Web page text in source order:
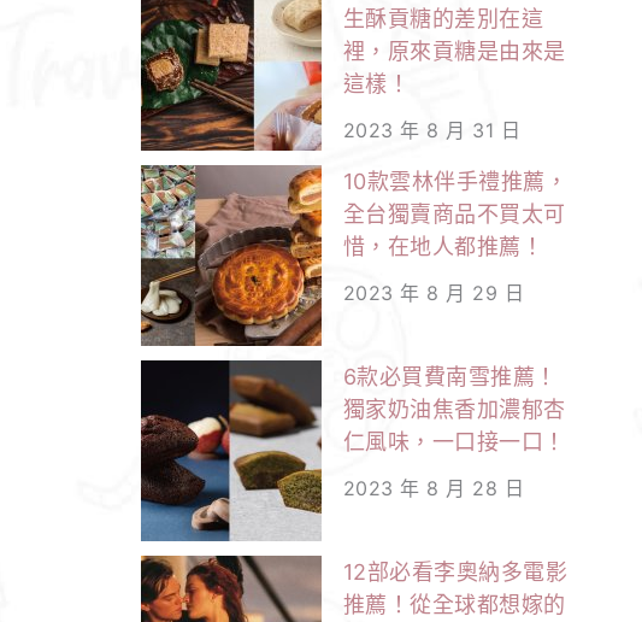
生酥貢糖的差別在這
裡，原來貢糖是由來是
這樣！
2023 年 8 月 31 日
10款雲林伴手禮推薦，
全台獨賣商品不買太可
惜，在地人都推薦！
2023 年 8 月 29 日
6款必買費南雪推薦！
獨家奶油焦香加濃郁杏
仁風味，一口接一口！
2023 年 8 月 28 日
12部必看李奧納多電影
推薦！從全球都想嫁的